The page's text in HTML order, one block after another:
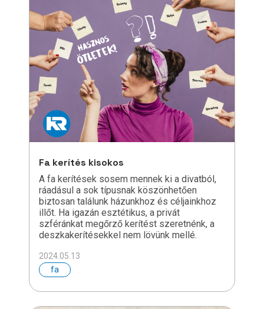
Fa kerítés kisokos
A fa kerítések sosem mennek ki a divatból,
ráadásul a sok típusnak köszönhetően
biztosan találunk házunkhoz és céljainkhoz
illőt. Ha igazán esztétikus, a privát
szféránkat megőrző kerítést szeretnénk, a
deszkakerítésekkel nem lövünk mellé.
2024.05.13
fa